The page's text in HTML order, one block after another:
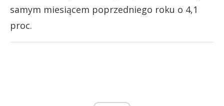
samym miesiącem poprzedniego roku o 4,1
proc.